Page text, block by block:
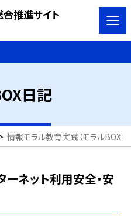
推進サイト
日記
> 情報モラル教育実践（モラルBOX掲
ーネット利用安全・安